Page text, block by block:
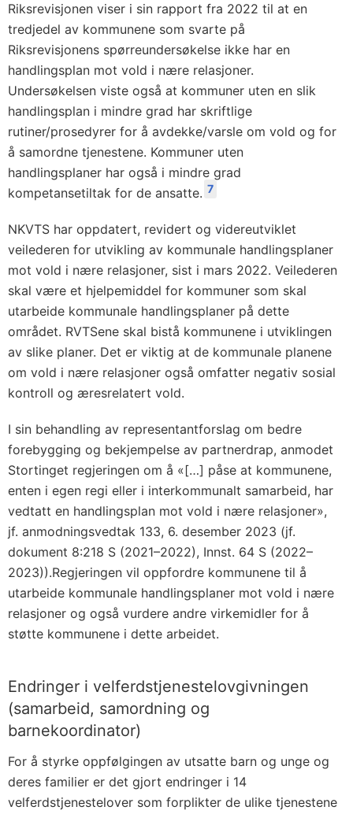
Riksrevisjonen viser i sin rapport fra 2022 til at en
tredjedel av kommunene som svarte på
Riksrevisjonens spørreundersøkelse ikke har en
handlingsplan mot vold i nære relasjoner.
Undersøkelsen viste også at kommuner uten en slik
handlingsplan i mindre grad har skriftlige
rutiner/prosedyrer for å avdekke/varsle om vold og for
å samordne tjenestene. Kommuner uten
handlingsplaner har også i mindre grad
kompetansetiltak for de ansatte. 7
NKVTS har oppdatert, revidert og videreutviklet
veilederen for utvikling av kommunale handlingsplaner
mot vold i nære relasjoner, sist i mars 2022. Veilederen
skal være et hjelpemiddel for kommuner som skal
utarbeide kommunale handlingsplaner på dette
området. RVTSene skal bistå kommunene i utviklingen
av slike planer. Det er viktig at de kommunale planene
om vold i nære relasjoner også omfatter negativ sosial
kontroll og æresrelatert vold.
I sin behandling av representantforslag om bedre
forebygging og bekjempelse av partnerdrap, anmodet
Stortinget regjeringen om å «[…] påse at kommunene,
enten i egen regi eller i interkommunalt samarbeid, har
vedtatt en handlingsplan mot vold i nære relasjoner»,
jf. anmodningsvedtak 133, 6. desember 2023 (jf.
dokument 8:218 S (2021–2022), Innst. 64 S (2022–
2023)).Regjeringen vil oppfordre kommunene til å
utarbeide kommunale handlingsplaner mot vold i nære
relasjoner og også vurdere andre virkemidler for å
støtte kommunene i dette arbeidet.
Endringer i velferdstjenestelovgivningen
(samarbeid, samordning og
barnekoordinator)
For å styrke oppfølgingen av utsatte barn og unge og
deres familier er det gjort endringer i 14
velferdstjenestelover som forplikter de ulike tjenestene